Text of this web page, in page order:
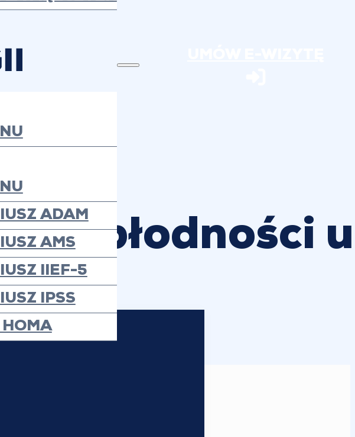
ADAM
AMS
IIEF-5
IPSS
niepłodności